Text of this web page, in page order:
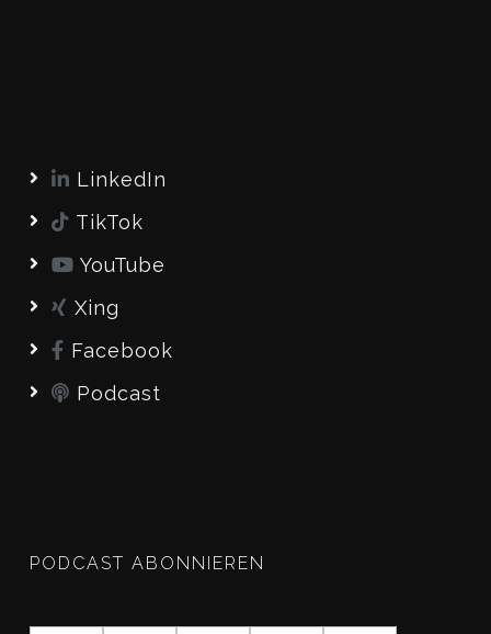
LinkedIn
TikTok
YouTube
Xing
Facebook
Podcast
PODCAST ABONNIEREN